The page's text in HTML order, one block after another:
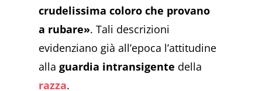
crudelissima coloro che provano
a rubare». Tali descrizioni
evidenziano già all’epoca l’attitudine
allaguardia intransigente della
razza.